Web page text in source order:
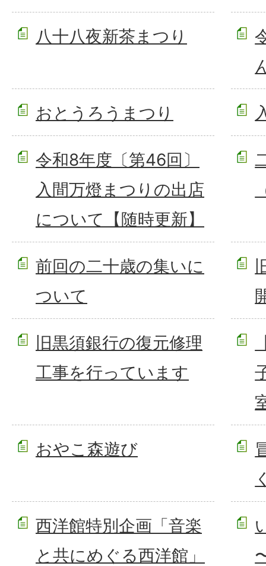
八十八夜新茶まつり
おとうろうまつり
令和8年度〔第46回〕
入間万燈まつりの出店
について【随時更新】
前回の二十歳の集いに
ついて
旧黒須銀行の復元修理
工事を行っています
おやこ森遊び
西洋館特別企画「音楽
と共にめぐる西洋館」